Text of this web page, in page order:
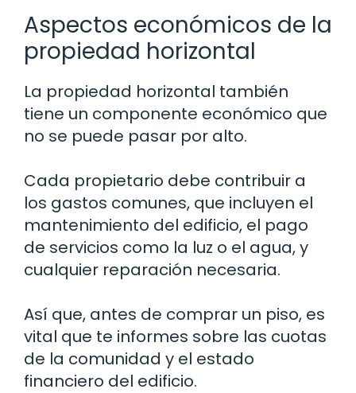
Aspectos económicos de la
propiedad horizontal
La propiedad horizontal también
tiene un componente económico que
no se puede pasar por alto.
Cada propietario debe contribuir a
los gastos comunes, que incluyen el
mantenimiento del edificio, el pago
de servicios como la luz o el agua, y
cualquier reparación necesaria.
Así que, antes de comprar un piso, es
vital que te informes sobre las cuotas
de la comunidad y el estado
financiero del edificio.